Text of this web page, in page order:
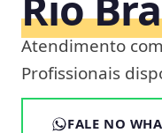
Atendimento
Profissionais
FALE NO